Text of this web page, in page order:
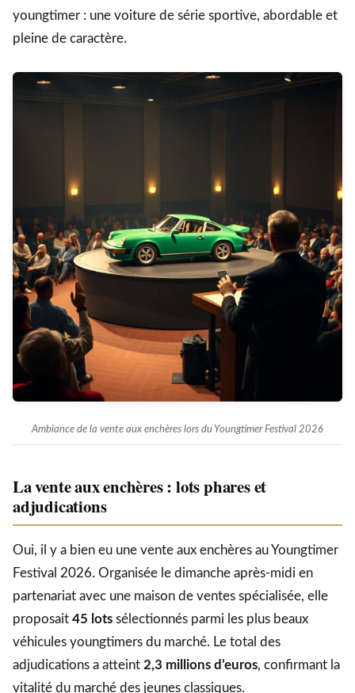
youngtimer : une voiture de série sportive, abordable et
pleine de caractère.
Ambiance de la vente aux enchères lors du Youngtimer Festival 2026
La vente aux enchères : lots phares et
adjudications
Oui, il y a bien eu une vente aux enchères au Youngtimer
Festival 2026. Organisée le dimanche après-midi en
partenariat avec une maison de ventes spécialisée, elle
proposait 45 lots sélectionnés parmi les plus beaux
véhicules youngtimers du marché. Le total des
adjudications a atteint 2,3 millions d’euros, confirmant la
vitalité du marché des jeunes classiques.